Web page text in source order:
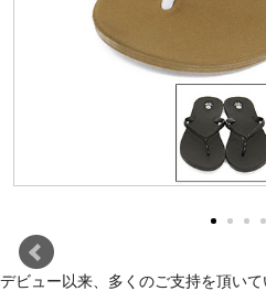
デビュー以来、多くのご支持を頂い